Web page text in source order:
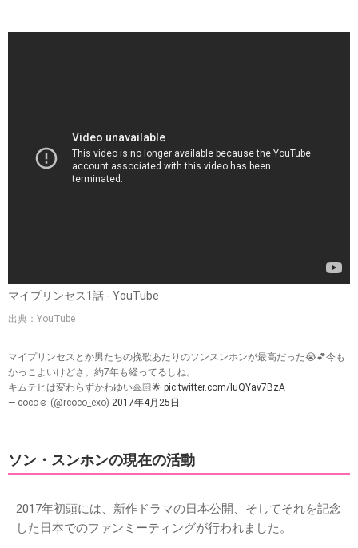
マイプリンセス1話 - YouTube
出典：YouTube
マイプリンセスとか男たちの挽歌あたりのソンスンホンが最高だった😭💕今も
かっこよいけどさ。約7年も経ってるしね。
キムテヒは変わらずかわゆい🙏🏻🌟 pic.twitter.com/luQYav7BzA
— coco☺︎ (@rcoco_exo) 2017年4月25日
ソン・スンホンの現在の活動
2017年初頭には、新作ドラマの日本公開、そしてそれを記念
した日本でのファンミーティングが行われました。